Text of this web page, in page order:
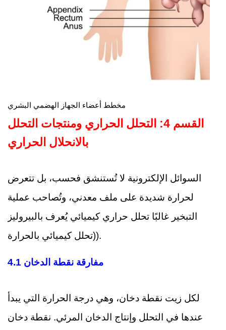
مخطط أعضاء الجهاز الهضمي البشري
القسم 4: التحلل الحراري ومنتجات التحلل
بالانحلال الحراري
السوائل الإلكترونية لا تُستنشق فحسب، بل تتعرض
لحرارة شديدة على ملف معدني، وتُصاحب عملية
التبخير غالبًا تحلل حراري كيميائي يُعرف بالبيروليز
(تحلل كيميائي بالحرارة).
4.1 مفارقة نقطة الدخان
لكل زيت نقطة دخان، وهي درجة الحرارة التي يبدأ
عندها في التحلل وإنتاج الدخان المرئي. نقطة دخان